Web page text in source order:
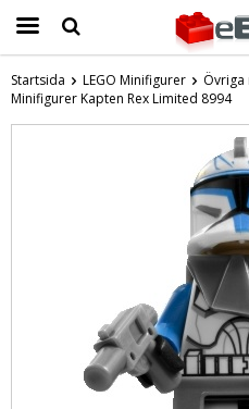
Produkten har blivit
Startsida LEGO Minifigurer
Minifigurer Kapten Rex Limited 8994